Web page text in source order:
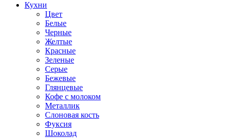
Кухни
Цвет
Белые
Черные
Желтые
Красные
Зеленые
Серые
Бежевые
Глянцевые
Кофе с молоком
Металлик
Слоновая кость
Фуксия
Шоколад